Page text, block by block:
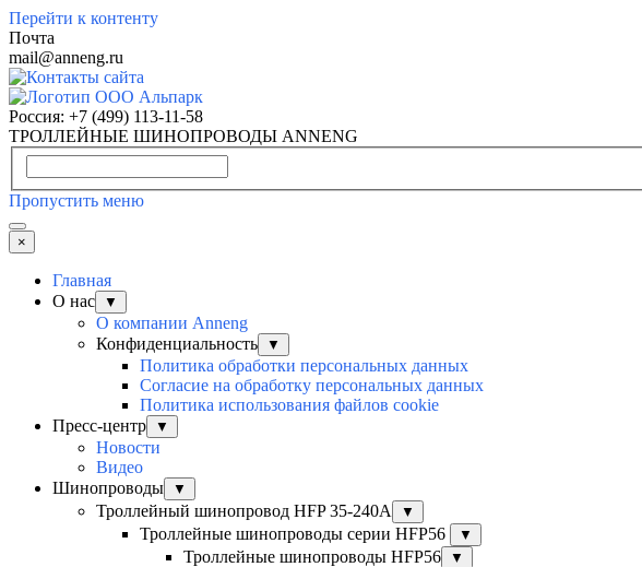
Перейти к контенту
Почта
mail@anneng.ru
Россия: +7 (499) 113-11-58
ТРОЛЛЕЙНЫЕ ШИНОПРОВОДЫ ANNENG
Пропустить меню
×
Главная
О нас
▼
О компании Anneng
Конфиденциальность
▼
Политика обработки персональных данных
Согласие на обработку персональных данных
Политика использования файлов cookie
Пресс-центр
▼
Новости
Видео
Шинопроводы
▼
Троллейный шинопровод HFP 35-240А ▼
Троллейные шинопроводы серии HFP56 ▼
Троллейные шинопроводы HFP56 ▼